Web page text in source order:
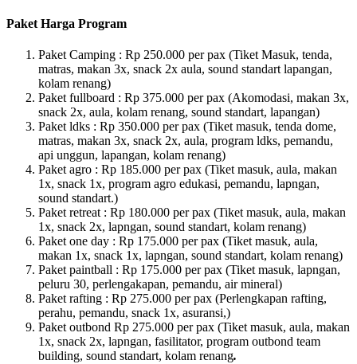
Paket Harga Program
Paket Camping : Rp 250.000 per pax (Tiket Masuk, tenda,
matras, makan 3x, snack 2x aula, sound standart lapangan,
kolam renang)
Paket fullboard : Rp 375.000 per pax (Akomodasi, makan 3x,
snack 2x, aula, kolam renang, sound standart, lapangan)
Paket ldks : Rp 350.000 per pax (Tiket masuk, tenda dome,
matras, makan 3x, snack 2x, aula, program ldks, pemandu,
api unggun, lapangan, kolam renang)
Paket agro : Rp 185.000 per pax (Tiket masuk, aula, makan
1x, snack 1x, program agro edukasi, pemandu, lapngan,
sound standart.)
Paket retreat : Rp 180.000 per pax (Tiket masuk, aula, makan
1x, snack 2x, lapngan, sound standart, kolam renang)
Paket one day : Rp 175.000 per pax (Tiket masuk, aula,
makan 1x, snack 1x, lapngan, sound standart, kolam renang)
Paket paintball : Rp 175.000 per pax (Tiket masuk, lapngan,
peluru 30, perlengakapan, pemandu, air mineral)
Paket rafting : Rp 275.000 per pax (Perlengkapan rafting,
perahu, pemandu, snack 1x, asuransi,)
Paket outbond Rp 275.000 per pax (Tiket masuk, aula, makan
1x, snack 2x, lapngan, fasilitator, program outbond team
building, sound standart, kolam renang.